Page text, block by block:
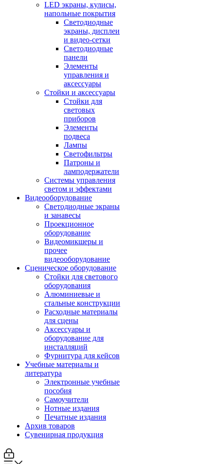
LED экраны, кулисы,
напольные покрытия
Светодиодные
экраны, дисплеи
и видео-сетки
Светодиодные
панели
Элементы
управления и
аксессуары
Стойки и аксессуары
Стойки для
световых
приборов
Элементы
подвеса
Лампы
Светофильтры
Патроны и
ламподержатели
Системы управления
светом и эффектами
Видеооборудование
Светодиодные экраны
и занавесы
Проекционное
оборудование
Видеомикшеры и
прочее
видеооборудование
Сценическое оборудование
Стойки для светового
оборудования
Алюминиевые и
стальные конструкции
Расходные материалы
для сцены
Аксессуары и
оборудование для
инсталляций
Фурнитура для кейсов
Учебные материалы и
литература
Электронные учебные
пособия
Самоучители
Нотные издания
Печатные издания
Архив товаров
Сувенирная продукция